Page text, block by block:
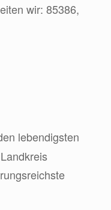
wir: 85386,
lebendigsten